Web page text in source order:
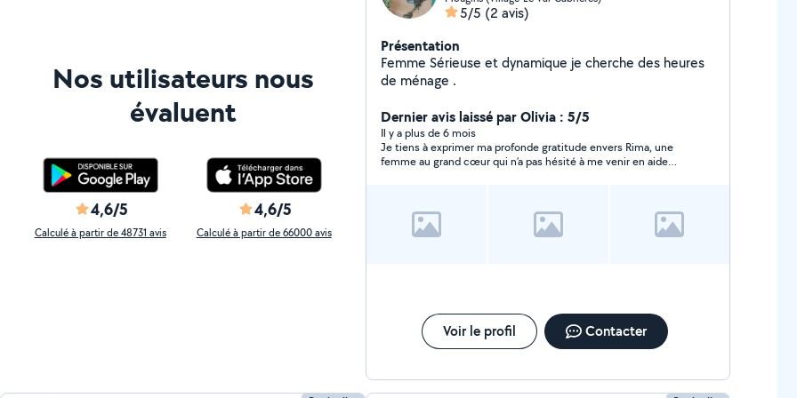
Nos utilisateurs nous
évaluent
4,6/5
Calculé à partir de 48731 avis
4,6/5
Calculé à partir de 66000 avis
5/5 (2 avis)
Présentation
Femme Sérieuse et dynamique je cherche des heures
de ménage .
Dernier avis laissé par Olivia : 5/5
Il y a plus de 6 mois
Je tiens à exprimer ma profonde gratitude envers Rima, une
femme au grand cœur qui n’a pas hésité à me venir en aide
de son professionnalisme et de son humanité. Je la
recommande vivement à quiconque cherche une personne
Voir le profil Contacter